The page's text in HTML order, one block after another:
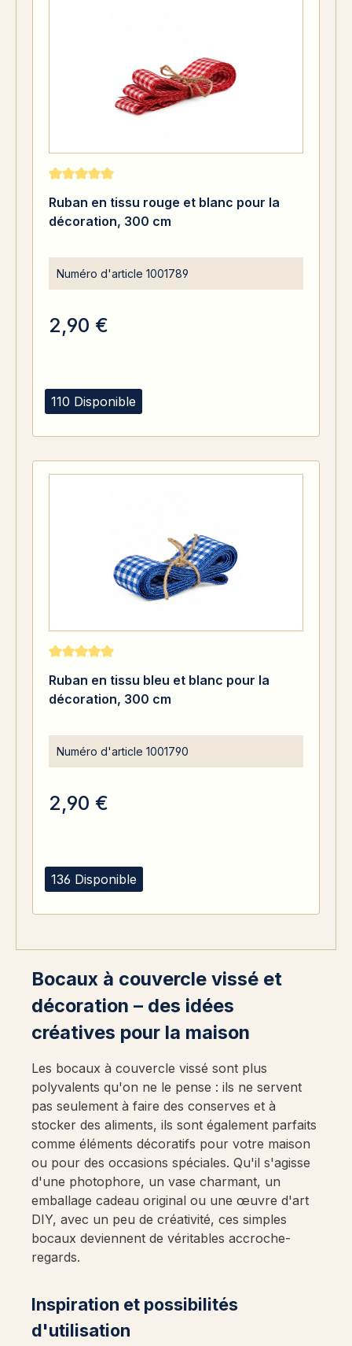
110 Disponible
Note moyenne de 5 sur 5 étoiles
Ruban en tissu rouge et blanc pour la
décoration, 300 cm
Numéro d'article 1001789
2,90 €
136 Disponible
Note moyenne de 5 sur 5 étoiles
Ruban en tissu bleu et blanc pour la
décoration, 300 cm
Numéro d'article 1001790
2,90 €
Bocaux à couvercle vissé et
décoration – des idées
créatives pour la maison
Les bocaux à couvercle vissé sont plus
polyvalents qu'on ne le pense : ils ne servent
pas seulement à faire des conserves et à
stocker des aliments, ils sont également parfaits
comme éléments décoratifs pour votre maison
ou pour des occasions spéciales. Qu'il s'agisse
d'une photophore, un vase charmant, un
emballage cadeau original ou une œuvre d'art
DIY, avec un peu de créativité, ces simples
bocaux deviennent de véritables accroche-
regards.
Inspiration et possibilités
d'utilisation